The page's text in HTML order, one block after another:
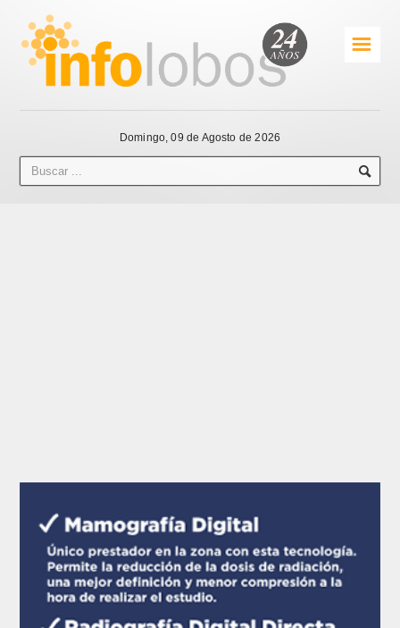
☰
Domingo, 09 de Agosto de 2026